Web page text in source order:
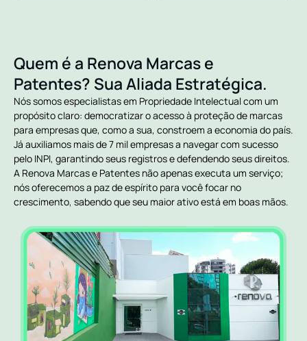
Quem é a Renova Marcas e
Patentes? Sua Aliada Estratégica.
Nós somos especialistas em Propriedade Intelectual com um
propósito claro: democratizar o acesso à proteção de marcas
para empresas que, como a sua, constroem a economia do país.
Já auxiliamos mais de 7 mil empresas a navegar com sucesso
pelo INPI, garantindo seus registros e defendendo seus direitos.
A Renova Marcas e Patentes não apenas executa um serviço;
nós oferecemos a paz de espírito para você focar no
crescimento, sabendo que seu maior ativo está em boas mãos.